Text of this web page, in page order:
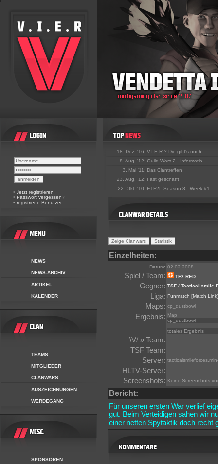
• Jetzt registrieren
• Passwort vergessen?
• registrierte Benutzer
NEWS
NEWS-ARCHIV
ARTIKEL
KALENDER
TEAMS
MITGLIEDER
CLANWARS
AUSZEICHNUNGEN
WERDEGANG
SPONSOREN
18. Dez. '16: V.I.E.R.? Die gibt's noch...
8. Aug. '12: Guild Wars 2 - Informatio...
3. Mai '11: Das Clantreffen
23. Aug. '12: Fast geschafft
22. Okt. '10: ETF2L Season 8 - Week #1 ...
Einzelheiten:
Datum: 02.02.2008
Spiel / Team: TF2.RED
Gegner: TSF / Tactical smile
Liga: Funmatch [Match Link]
Maps: cp_dustbowl
Ergebnis: Map
cp_dustbowl
totales Ergebnis
\V/ » Team:
TSF Team:
Server:
HLTV-Server:
Screenshots: Keine Screenshots
Bericht:
Für unseren ersten War verlief
gut. Beim Verteidigen sahen wir
einer netten Spytaktik doch recht